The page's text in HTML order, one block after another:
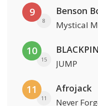
9
8
Benson
Mystical
10
15 JUMP
11
11
Afrojack
Never